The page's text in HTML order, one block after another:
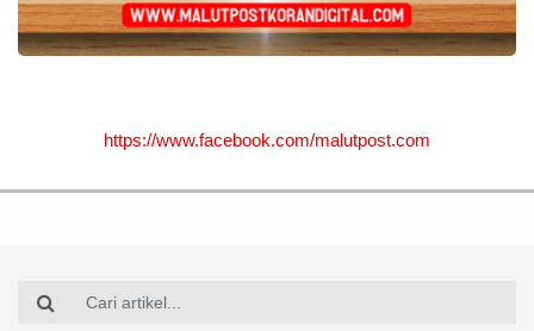
https://www.facebook.com/malutpost.com